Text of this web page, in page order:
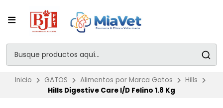
Inicio GATOS Alimentos por Marca Gatos
Hills
Hills Digestive Care I/D Felino 1.8 Kg